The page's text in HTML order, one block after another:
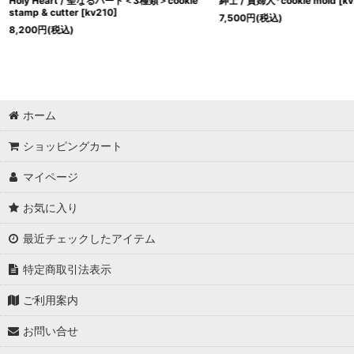
stamp & cutter [kv210]
8,200円(税込)
7,500円(税込)
ホーム
ショッピングカート
マイページ
お気に入り
最近チェックしたアイテム
特定商取引法表示
ご利用案内
お問い合せ